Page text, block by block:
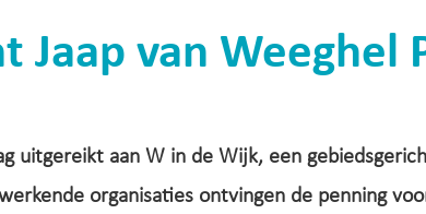
Jaap van Weeghel
uitgereikt aan W in de Wijk, een
organisaties ontvingen de penning